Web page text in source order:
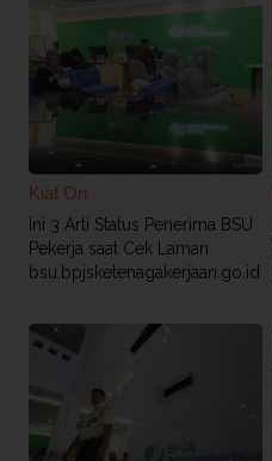
Kiat On
Ini 3 Arti Status Penerima BSU
Pekerja saat Cek Laman
bsu.bpjsketenagakerjaan.go.id